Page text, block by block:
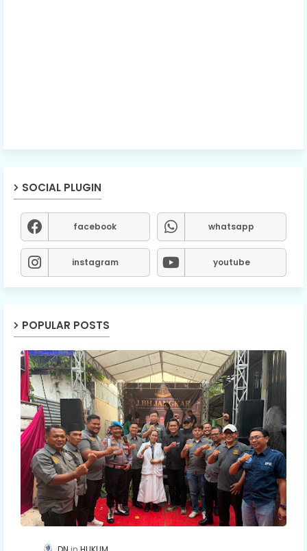
SOCIAL PLUGIN
facebook whatsapp
instagram youtube
POPULAR POSTS